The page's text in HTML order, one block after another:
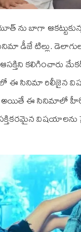
ను బాగా
డీజే టిల్లు.
కలిగించారు
ఈ సినిమా రిలీజైన
అయితే ఈ సినిమాలో
విషయాలను